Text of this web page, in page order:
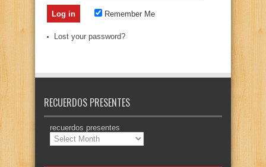
Remember Me
Lost your password?
RECUERDOS PRESENTES
recuerdos presentes